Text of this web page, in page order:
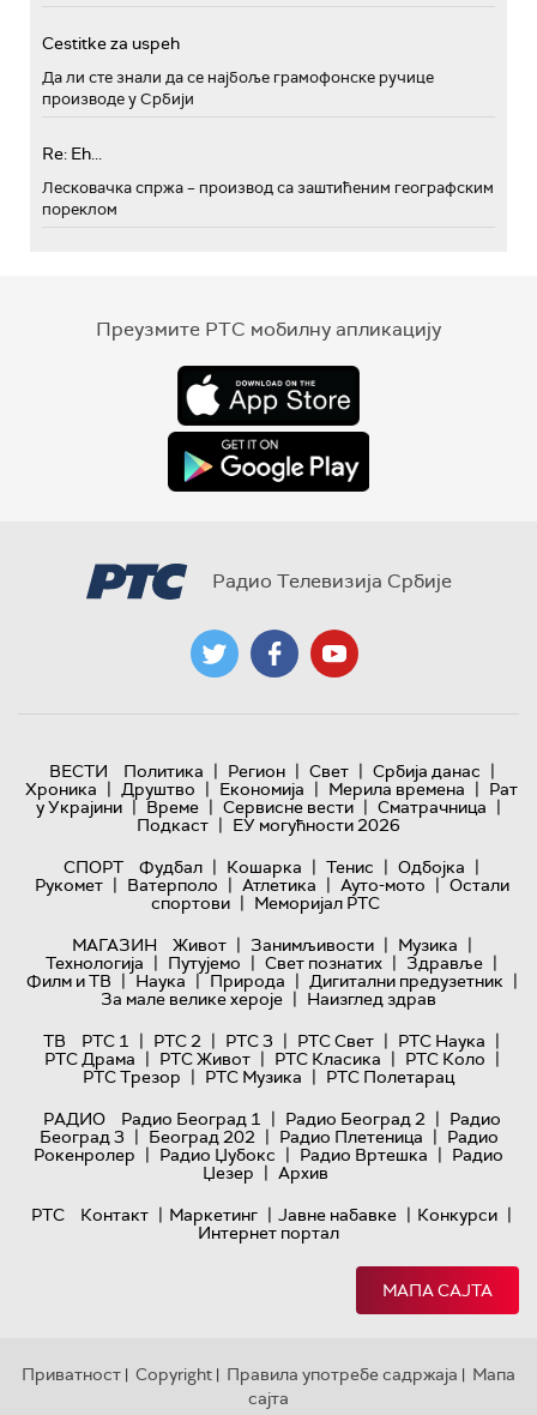
Cestitke za uspeh
Да ли сте знали да се најбоље грамофонске ручице
производе у Србији
Re: Eh...
Лесковачка спржа – производ са заштићеним географским
пореклом
Преузмите РТС мобилну апликацију
Радио Телевизија Србије
ВЕСТИ Политика | Регион | Свет | Србија данас |
Хроника | Друштво | Економија | Мерила времена | Рат
у Украјини | Време | Сервисне вести | Сматрачница |
Подкаст | ЕУ могућности 2026
СПОРТ
Фудбал | Кошарка | Тенис | Одбојка |
Рукомет | Ватерполо | Атлетика | Ауто-мото | Остали
спортови | Меморијал РТС
МАГАЗИН
Живот | Занимљивости | Музика |
Технологијa | Путујемо | Свет познатих | Здравље |
Филм и ТВ | Наука | Природа | Дигитални предузетник |
За мале велике хероје | Наизглед здрав
ТВ
РТС 1 | РТС 2 | РТС 3 | РТС Свет | РТС Наука |
РТС Драма | РТС Живот | РТС Класика | РТС Коло |
РТС Трезор | РТС Музика | РТС Полетарац
РАДИО
Радио Београд 1 | Радио Београд 2 | Радио
Београд 3 | Београд 202 | Радио Плетеница | Радио
Рокенролер | Радио Џубокс | Радио Вртешка | Радио
Џезер | Архив
РТС
Контакт | Маркетинг | Јавне набавке | Конкурси |
Интернет портал
МАПА САЈТА
Приватност | Copyright | Правила употребе садржаја | Мапа
сајта